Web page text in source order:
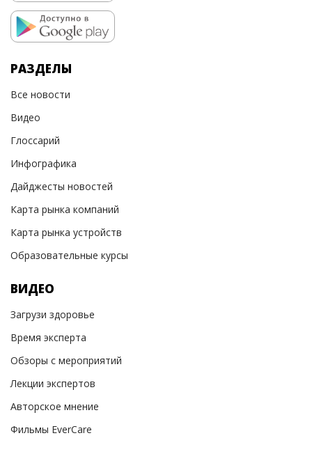
РАЗДЕЛЫ
Все новости
Видео
Глоссарий
Инфографика
Дайджесты новостей
Карта рынка компаний
Карта рынка устройств
Образовательные курсы
ВИДЕО
Загрузи здоровье
Время эксперта
Обзоры с мероприятий
Лекции экспертов
Авторское мнение
Фильмы EverCare